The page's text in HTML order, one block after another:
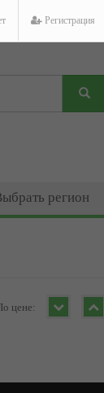
Регистрация
регион
цене: